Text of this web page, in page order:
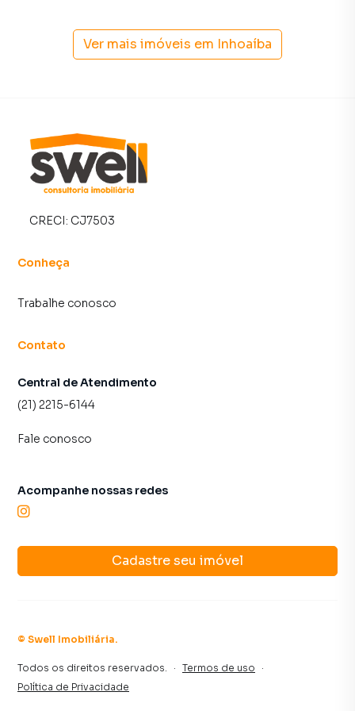
Ver mais imóveis em Inhoaíba
CRECI: CJ7503
Conheça
Trabalhe conosco
Contato
Central de Atendimento
(21) 2215-6144
Fale conosco
Cadastre seu imóvel
Acompanhe nossas redes
© Swell Imobiliária.
Todos os direitos reservados. · Termos de uso
·
Política de Privacidade